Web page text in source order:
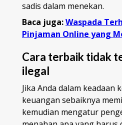
sadis dalam menekan.
Baca juga:Waspada
Pinjaman Online yang
Cara terbaik tidak
ilegal
Jika Anda dalam keadaan
keuangan sebaiknya
kemudian mengatur